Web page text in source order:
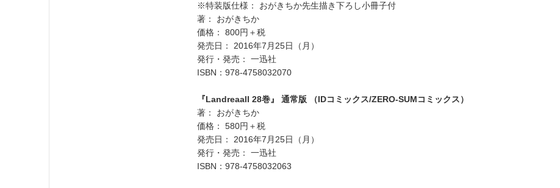
※特装版仕様： おがきちか先生描き下ろし小冊子付
著： おがきちか
価格： 800円＋税
発売日： 2016年7月25日（月）
発行・発売： 一迅社
ISBN：978-4758032070
『Landreaall 28巻』 通常版 （IDコミックス/ZERO-SUMコミックス）
著： おがきちか
価格： 580円＋税
発売日： 2016年7月25日（月）
発行・発売： 一迅社
ISBN：978-4758032063